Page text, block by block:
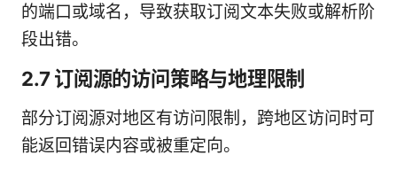
的端口或域名，导致获取订阅文本失败或解析阶
段出错。
2.7 订阅源的访问策略与地理限制
部分订阅源对地区有访问限制，跨地区访问时可
能返回错误内容或被重定向。